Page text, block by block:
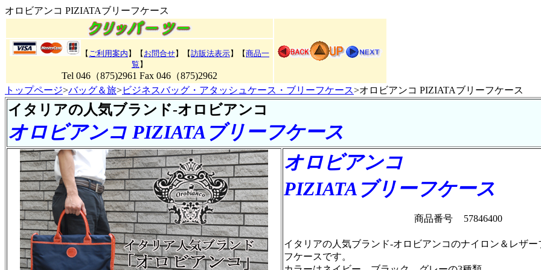
オロビアンコ PIZIATAブリーフケース
【 ご利用案内 】【 お問合せ】【訪販法表示】【商品一
覧 】
Tel 046（875)2961 Fax 046（875)2962
トップページ>バッグ＆旅>ビジネスバッグ・アタッシュケース・ブリーフケース>オロビアンコ PIZIATAブリーフケース
イタリアの人気ブランド-オロビアンコ
オロビアンコ PIZIATAブリーフケース
オロビアンコ
PIZIATAブリーフケース
商品番号 57846400
イタリアの人気ブランド-オロビアンコのナイロン＆レザー
フケースです。